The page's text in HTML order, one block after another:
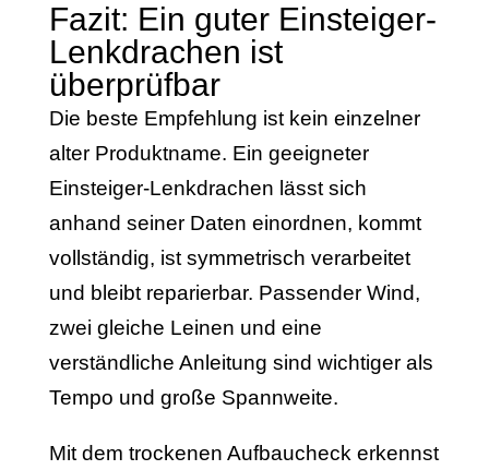
Fazit: Ein guter Einsteiger-
Lenkdrachen ist
überprüfbar
Die beste Empfehlung ist kein einzelner
alter Produktname. Ein geeigneter
Einsteiger-Lenkdrachen lässt sich
anhand seiner Daten einordnen, kommt
vollständig, ist symmetrisch verarbeitet
und bleibt reparierbar. Passender Wind,
zwei gleiche Leinen und eine
verständliche Anleitung sind wichtiger als
Tempo und große Spannweite.
Mit dem trockenen Aufbaucheck erkennst